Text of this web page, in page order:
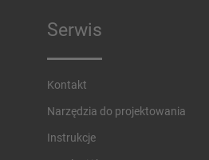
Serwis
Kontakt
Narzędzia do projektowania
Instrukcje